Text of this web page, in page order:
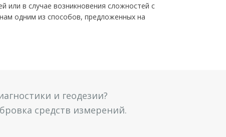
в случае возникновения сложностей с
одним из способов, предложенных на
и геодезии?
средств измерений.